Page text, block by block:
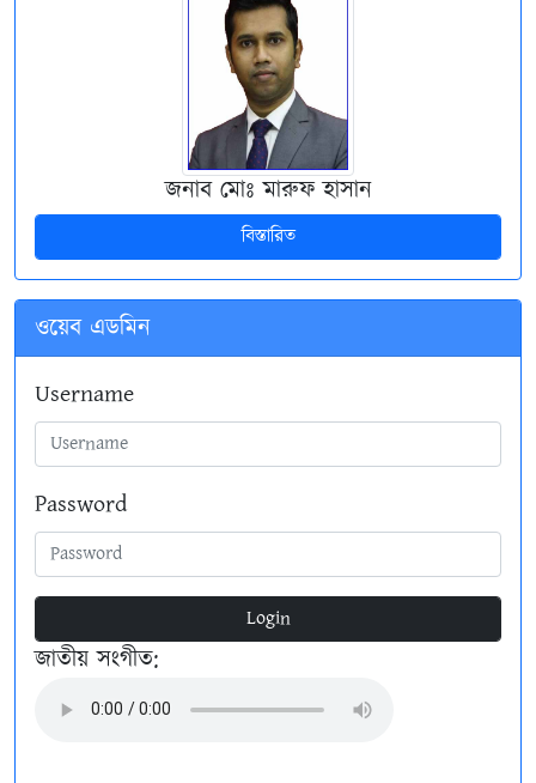
জনাব মোঃ মারুফ হাসান
বিস্তারিত
ওয়েব এডমিন
Username
Password
Login
জাতীয় সংগীত: